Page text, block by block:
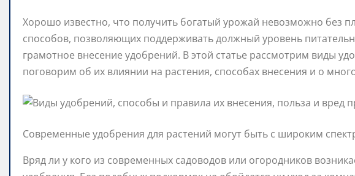
Хорошо известно, что получить богатый урожай невозможно без
способов, позволяющих поддерживать должный уровень
грамотное внесение удобрений. В этой статье рассмотрим виды
поговорим об их влиянии на растения, способах внесения и о
Современные удобрения для растений могут быть с широким
Вряд ли у кого из современных садоводов или огородников